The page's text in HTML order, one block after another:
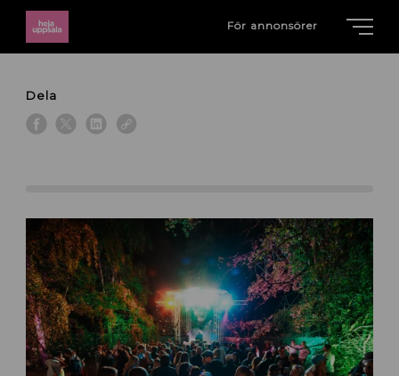
För annonsörer
Dela